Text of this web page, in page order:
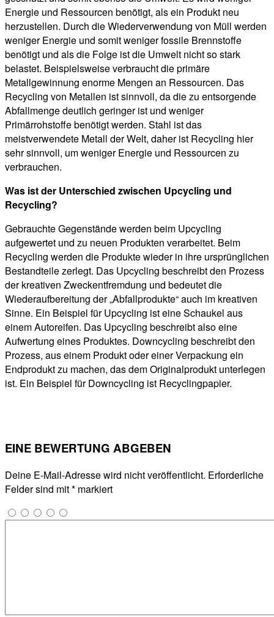
Energie und Ressourcen benötigt, als ein Produkt neu
herzustellen. Durch die Wiederverwendung von Müll werden
weniger Energie und somit weniger fossile Brennstoffe
benötigt und als die Folge ist die Umwelt nicht so stark
belastet. Beispielsweise verbraucht die primäre
Metallgewinnung enorme Mengen an Ressourcen. Das
Recycling von Metallen ist sinnvoll, da die zu entsorgende
Abfallmenge deutlich geringer ist und weniger
Primärrohstoffe benötigt werden. Stahl ist das
meistverwendete Metall der Welt, daher ist Recycling hier
sehr sinnvoll, um weniger Energie und Ressourcen zu
verbrauchen.
Was ist der Unterschied zwischen Upcycling und
Recycling?
Gebrauchte Gegenstände werden beim Upcycling
aufgewertet und zu neuen Produkten verarbeitet. Beim
Recycling werden die Produkte wieder in ihre ursprünglichen
Bestandteile zerlegt. Das Upcycling beschreibt den Prozess
der kreativen Zweckentfremdung und bedeutet die
Wiederaufbereitung der „Abfallprodukte“ auch im kreativen
Sinne. Ein Beispiel für Upcycling ist eine Schaukel aus
einem Autoreifen. Das Upcycling beschreibt also eine
Aufwertung eines Produktes. Downcycling beschreibt den
Prozess, aus einem Produkt oder einer Verpackung ein
Endprodukt zu machen, das dem Originalprodukt unterlegen
ist. Ein Beispiel für Downcycling ist Recyclingpapier.
EINE BEWERTUNG ABGEBEN
Deine E-Mail-Adresse wird nicht veröffentlicht. Erforderliche
Felder sind mit* markiert